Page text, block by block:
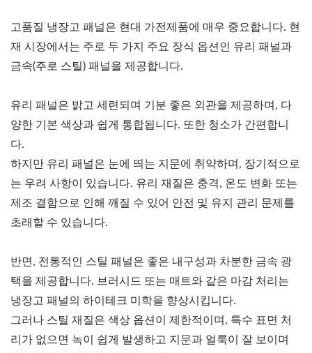
고품질 냉장고 패널은 현대 가전제품에 매우 중요합니다. 현
재 시장에서는 주로 두 가지 주요 장식 옵션인 유리 패널과
금속(주로 스틸) 패널을 제공합니다.
유리 패널은 밝고 세련되며 기분 좋은 외관을 제공하며, 다
양한 기본 색상과 쉽게 통합됩니다. 또한 청소가 간편합니
다.
하지만 유리 패널은 눈에 띄는 지문에 취약하며, 장기적으로
는 우려 사항이 있습니다. 유리 재질은 충격, 온도 변화 또는
제조 결함으로 인해 깨질 수 있어 안전 및 유지 관리 문제를
초래할 수 있습니다.
반면, 전통적인 스틸 패널은 좋은 내구성과 차분한 금속 광
택을 제공합니다. 브러시드 또는 매트와 같은 마감 처리는
냉장고 패널의 하이테크 미학을 향상시킵니다.
그러나 스틸 재질은 색상 옵션이 제한적이며, 특수 표면 처
리가 없으면 녹이 쉽게 발생하고 지문과 얼룩이 잘 보이며